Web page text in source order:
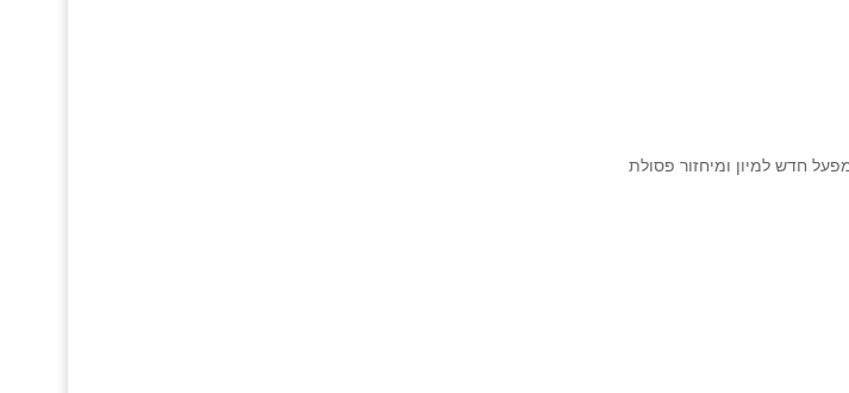
חדש למיון ומיחזור פסולת